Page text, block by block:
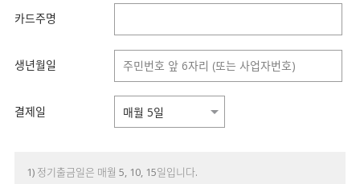
카드주명
생년월일
결제일
1) 정기출금일은 매월 5, 10, 15일입니다.